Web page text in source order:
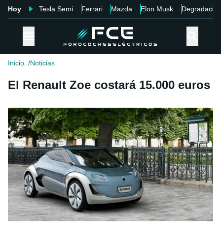
Hoy Tesla Semi Ferrari Mazda Elon Musk Degradación
Inicio Noticias
El Renault Zoe costará 15.000 euros